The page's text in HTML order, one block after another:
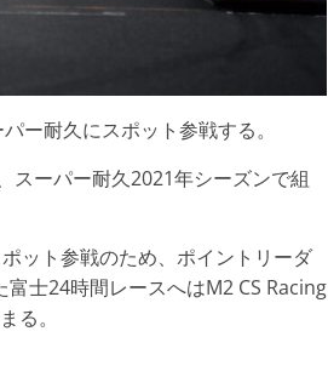
ー耐久にスポット参戦する。
スーパー耐久2021年シーズンで組
ット参戦のため、ポイントリーダ
士24時間レースへはM2 CS Racing
る。